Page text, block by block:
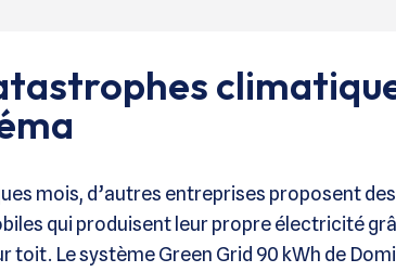
mois, d’autres entreprises proposent
qui produisent leur propre électricité
toit. Le système Green Grid 90 kWh de